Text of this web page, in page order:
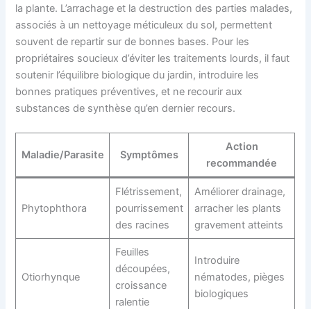
la plante. L’arrachage et la destruction des parties malades,
associés à un nettoyage méticuleux du sol, permettent
souvent de repartir sur de bonnes bases. Pour les
propriétaires soucieux d’éviter les traitements lourds, il faut
soutenir l’équilibre biologique du jardin, introduire les
bonnes pratiques préventives, et ne recourir aux
substances de synthèse qu’en dernier recours.
Maladie/Parasite Symptômes
Action
recommandée
Phytophthora
Flétrissement,
pourrissement
des racines
Améliorer drainage,
arracher les plants
gravement atteints
Otiorhynque
Feuilles
découpées,
croissance
ralentie
Introduire
nématodes, pièges
biologiques